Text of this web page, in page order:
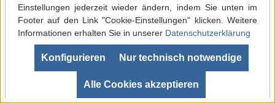
Versandkostenund ggf. Nachnahmegebühren, wenn nicht
anders angegeben.
Copyright © 2026 myVolt-Shop | Alle Rechte vorbehalten
Werkzeugleiste anzeigen
Einstellungen jederzeit wieder ändern, indem Sie unten im
Footer auf den Link "Cookie-Einstellungen" klicken. Weitere
Informationen erhalten Sie in unserer Datenschutzerklärung
Nur technisch notwendige
Konfigurieren
Alle Cookies akzeptieren
SEHR GUT
Bewertungen bei: ebay.de, shopvote.de ⓘ
Informationen zur Echtheit der Bewertungen